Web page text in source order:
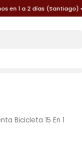
en 1 a 2 días (Santiago)
Bicicleta 15 En 1